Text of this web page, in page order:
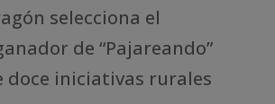
selecciona el
de “Pajareando”
doce iniciativas rurales